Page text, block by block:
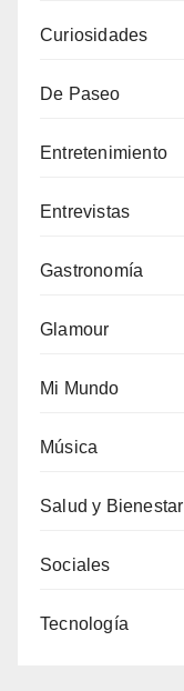
Curiosidades
De Paseo
Entretenimiento
Entrevistas
Gastronomía
Glamour
Mi Mundo
Música
Salud y Bienestar
Sociales
Tecnología